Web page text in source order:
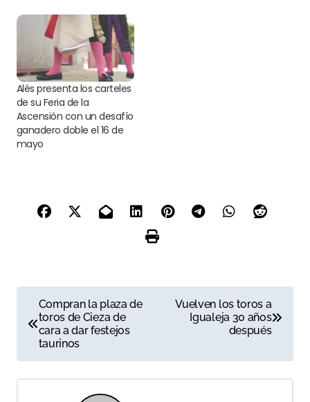
Alés presenta los carteles
de su Feria de la
Ascensión con un desafío
ganadero doble el 16 de
mayo
a
v
e
Compran la plaza de
toros de Cieza de
cara a dar festejos
taurinos
Vuelven los toros a
Igualeja 30 años
después